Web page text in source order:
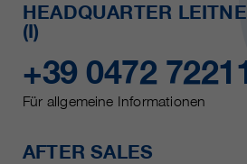
HEADQUARTER
(I)
+39 0472
Für allgemeine Informationen
AFTER SALES